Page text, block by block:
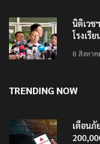
นิติเวช
โรงเรี
8 สิงหา
TRENDING NOW
เตือนภั